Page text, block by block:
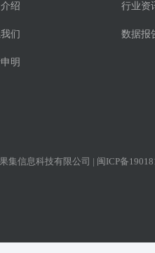
绍
们
明
行业资
数据报
集信息科技有限公司 | 闽ICP备